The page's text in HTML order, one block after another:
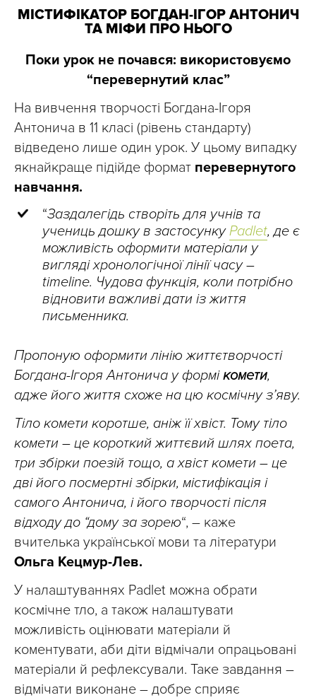
МІСТИФІКАТОР БОГДАН-ІГОР АНТОНИЧ
ТА МІФИ ПРО НЬОГО
Поки урок не почався: використовуємо
“перевернутий клас”
На вивчення творчості Богдана-Ігоря
Антонича в 11 класі (рівень стандарту)
відведено лише один урок. У цьому випадку
якнайкраще підійде формат перевернутого
навчання.
“Заздалегідь створіть для учнів та
учениць дошку в застосункуPadlet, де є
можливість оформити матеріали у
вигляді хронологічної лінії часу –
timeline. Чудова функція, коли потрібно
відновити важливі дати із життя
письменника.
Пропоную оформити лінію життєтворчості
Богдана-Ігоря Антонича у формікомети,
адже його життя схоже на цю космічну зʼяву.
Тіло комети коротше, аніж її хвіст. Тому тіло
комети – це короткий життєвий шлях поета,
три збірки поезій тощо, а хвіст комети – це
дві його посмертні збірки, містифікація і
самого Антонича, і його творчості після
відходу до “дому за зорею“, – каже
вчителька української мови та літератури
Ольга Кецмур-Лев.
У налаштуваннях Padlet можна обрати
космічне тло, а також налаштувати
можливість оцінювати матеріали й
коментувати, аби діти відмічали опрацьовані
матеріали й рефлексували. Таке завдання –
відмічати виконане – добре сприяє